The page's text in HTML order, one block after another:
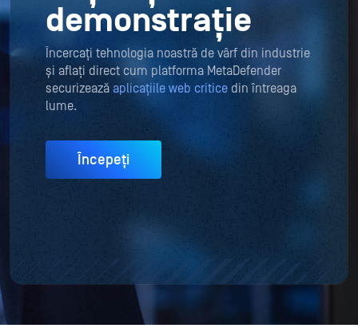
demonstrație
Încercați tehnologia noastră de vârf din industrie
și aflați direct cum platforma MetaDefender
securizează aplicațiile web critice din întreaga
lume.
Începeți